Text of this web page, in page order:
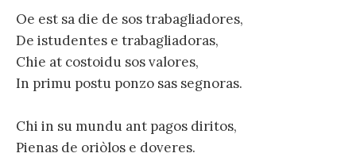
Oe est sa die de sos trabagliadores,
De istudentes e trabagliadoras,
Chie at costoidu sos valores,
In primu postu ponzo sas segnoras.
Chi in su mundu ant pagos diritos,
Pienas de oriòlos e doveres.